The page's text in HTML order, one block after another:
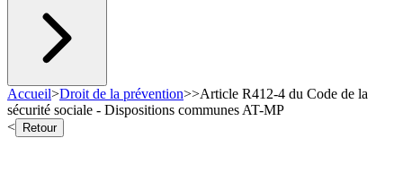
Accueil>Droit de la prévention>>Article R412-4 du Code de la
sécurité sociale - Dispositions communes AT-MP
<
Retour